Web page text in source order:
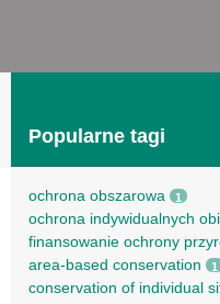
Popularne tagi
ochrona obszarowa 1
ochrona indywidualnych
finansowanie ochrony
area-based conservation 1
conservation of individual